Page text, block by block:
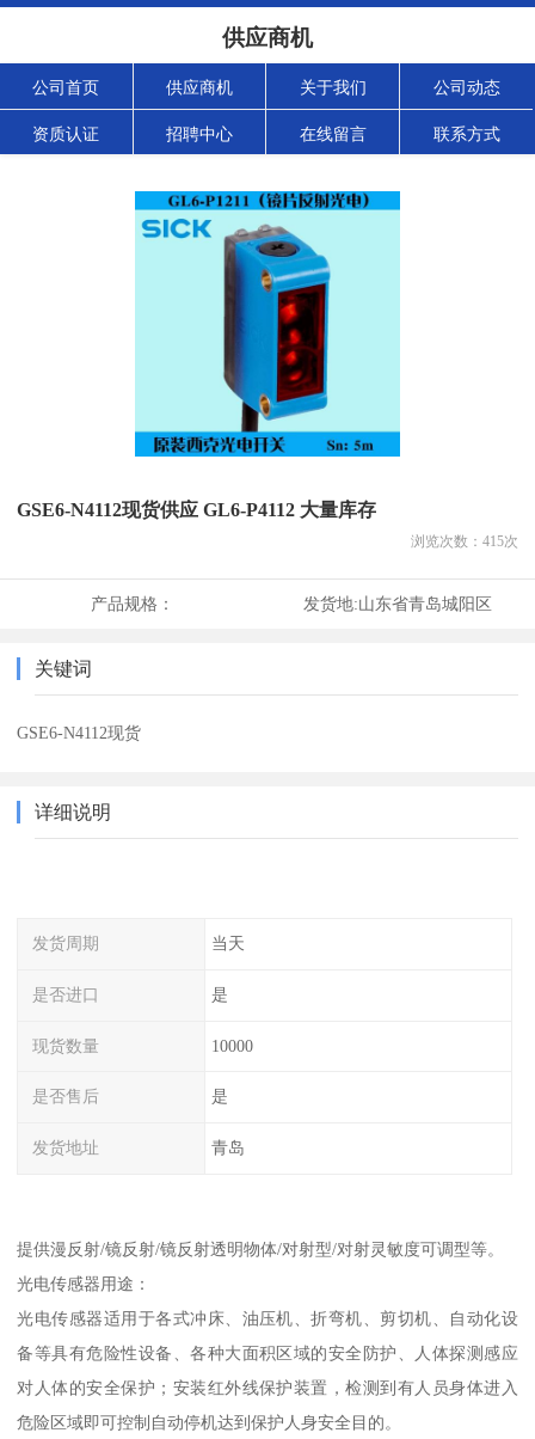
供应商机
公司首页 供应商机 关于我们 公司动态
资质认证 招聘中心 在线留言 联系方式
GSE6-N4112现货供应 GL6-P4112 大量库存
浏览次数： 415次
产品规格： 发货地:山东省青岛城阳区
关键词
GSE6-N4112现货
详细说明
发货周期 当天
是否进口 是
现货数量 10000
是否售后 是
发货地址 青岛
提供漫反射/镜反射/镜反射透明物体/对射型/对射灵敏度可调型等。
光电传感器用途：
光电传感器适用于各式冲床、油压机、折弯机、剪切机、自动化设
备等具有危险性设备、各种大面积区域的安全防护、人体探测感应
对人体的安全保护；安装红外线保护装置，检测到有人员身体进入
危险区域即可控制自动停机达到保护人身安全目的。